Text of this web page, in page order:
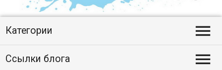
Категории 
Ссылки блога 